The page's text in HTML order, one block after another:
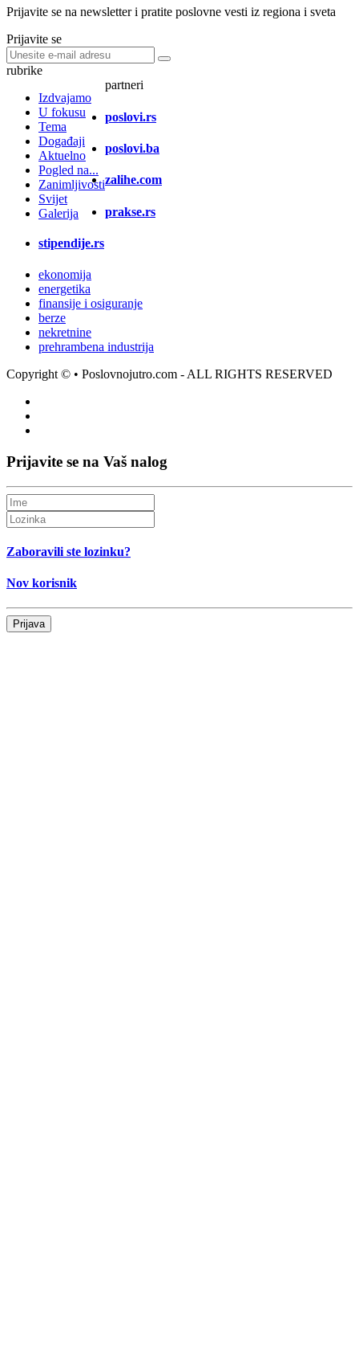
Prijavite se na newsletter i pratite poslovne vesti iz regiona i sveta
Prijavite se
rubrike
Izdvajamo
U fokusu
Tema
Događaji
Aktuelno
Pogled na...
Zanimljivosti
Svijet
Galerija
partneri
poslovi.rs
poslovi.ba
zalihe.com
prakse.rs
stipendije.rs
ekonomija
energetika
finansije i osiguranje
berze
nekretnine
prehrambena industrija
Copyright © • Poslovnojutro.com - ALL RIGHTS RESERVED
Prijavite se na Vaš nalog
Zaboravili ste lozinku?
Nov korisnik